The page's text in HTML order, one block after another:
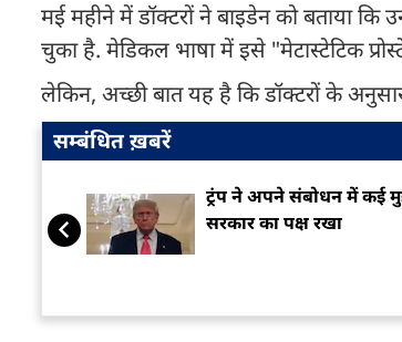
मई महीने में डॉक्टरों ने बाइडेन को बताया
चुका है. मेडिकल भाषा में इसे "मेटास्टेटिक
लेकिन, अच्छी बात यह है कि डॉक्टरों के
सम्बंधित ख़बरें
ट्रंप ने अपने संबोधन में कई
सरकार का पक्ष रखा